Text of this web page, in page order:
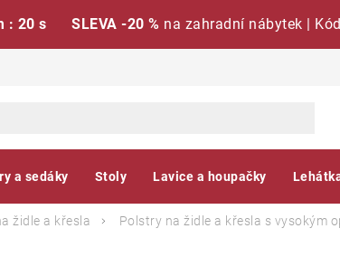
: 19 s SLEVA -20 % na zahradní nábytek |
a sedáky Stoly Lavice a houpačky
židle a křesla Polstry na židle a křesla s vysokým